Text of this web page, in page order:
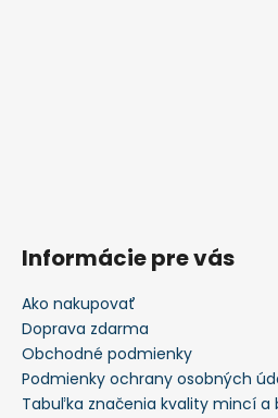
Informácie pre vás
Ako nakupovať
Doprava zdarma
Obchodné podmienky
Podmienky ochrany osobných
Tabuľka značenia kvality mincí a